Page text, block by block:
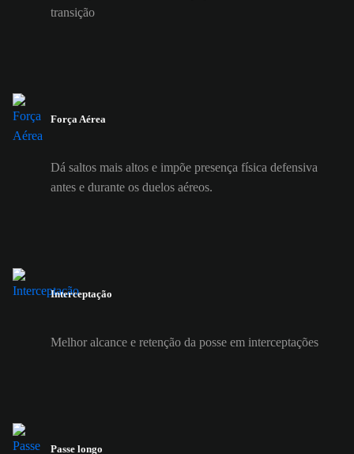
transição
Força Aérea
Dá saltos mais altos e impõe presença física defensiva
antes e durante os duelos aéreos.
Interceptação
Melhor alcance e retenção da posse em interceptações
Passe longo